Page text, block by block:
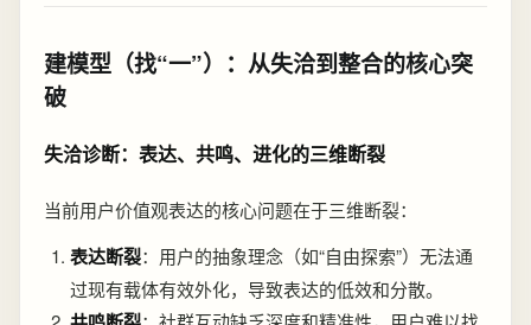
建模型（找“一”）：从失洽到整合的核心突
破
失洽诊断：表达、共鸣、进化的三维断裂
当前用户价值观表达的核心问题在于三维断裂：
表达断裂：用户的抽象理念（如“自由探索”）无法通
过现有载体有效外化，导致表达的低效和分散。